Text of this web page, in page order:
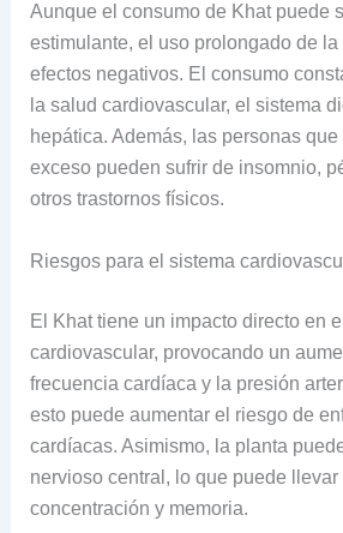
Aunque el consumo de Khat puede
estimulante, el uso prolongado de
efectos negativos. El consumo
la salud cardiovascular, el sistema
hepática. Además, las personas
exceso pueden sufrir de insomnio,
otros trastornos físicos.
Riesgos para el sistema
El Khat tiene un impacto directo en
cardiovascular, provocando un
frecuencia cardíaca y la presión
esto puede aumentar el riesgo de
cardíacas. Asimismo, la planta
nervioso central, lo que puede
concentración y memoria.